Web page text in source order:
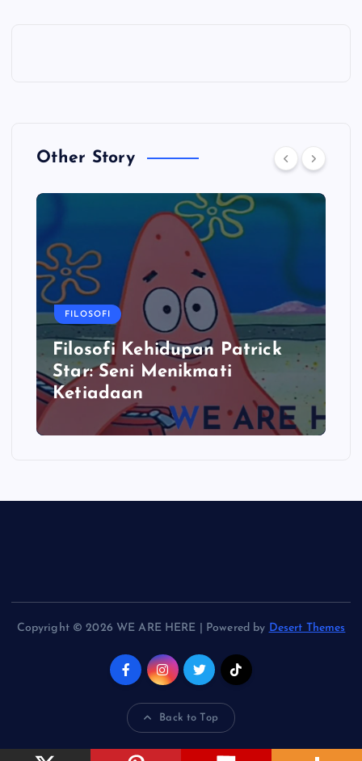
Other Story
FILOSOFI
Filosofi Kehidupan Patrick
Star: Seni Menikmati
Ketiadaan
Copyright © 2026 WE ARE HERE | Powered by Desert Themes
Back to Top